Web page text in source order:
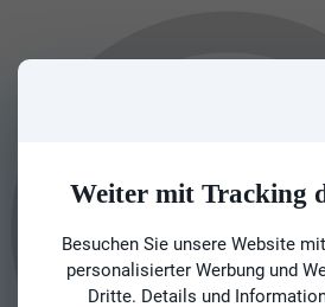
Weiter mit Tracking
Besuchen Sie unsere Website
personalisierter Werbung und
Dritte. Details und